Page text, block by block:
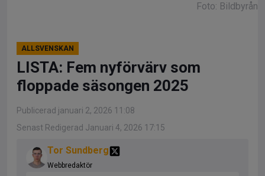
Foto: Bildbyrån
ALLSVENSKAN
LISTA: Fem nyförvärv som
floppade säsongen 2025
Publicerad januari 2, 2026 11:08
Senast Redigerad Januari 4, 2026 17:15
Tor Sundberg
Webbredaktör